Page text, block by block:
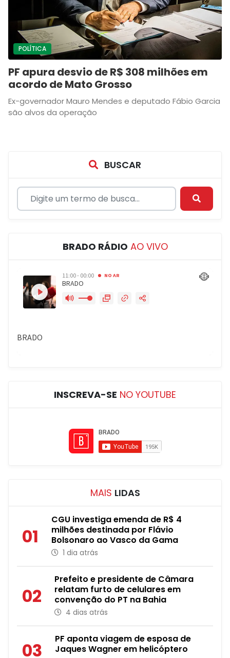
POLÍTICA
PF apura desvio de R$ 308 milhões em
acordo de Mato Grosso
Ex-governador Mauro Mendes e deputado Fábio Garcia
são alvos da operação
BUSCAR
BRADO RÁDIO AO VIVO
INSCREVA-SE NO YOUTUBE
MAIS LIDAS
01
CGU investiga emenda de R$ 4
milhões destinada por Flávio
Bolsonaro ao Vasco da Gama
1 dia atrás
02
Prefeito e presidente de Câmara
relatam furto de celulares em
convenção do PT na Bahia
4 dias atrás
03
PF aponta viagem de esposa de
Jaques Wagner em helicóptero